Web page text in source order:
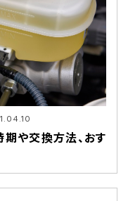
や交換方法、おす